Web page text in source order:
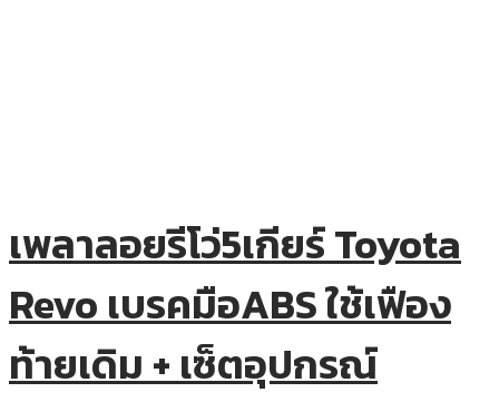
เพลาลอยรีโว่5เกียร์ Toyota
Revo เบรคมือABS ใช้เฟือง
ท้ายเดิม + เซ็ตอุปกรณ์